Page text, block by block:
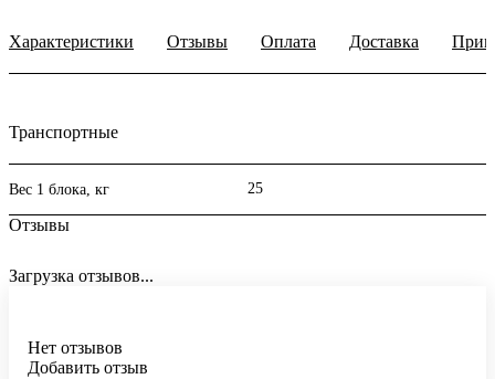
Характеристики Отзывы Оплата Доставка
Транспортные
Вес 1 блока, кг 25
Отзывы
Загрузка отзывов...
Нет отзывов
Добавить отзыв